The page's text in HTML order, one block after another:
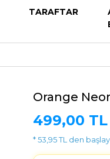
TARAFTAR
Orange
499,00 TL
* 53,95 TL den